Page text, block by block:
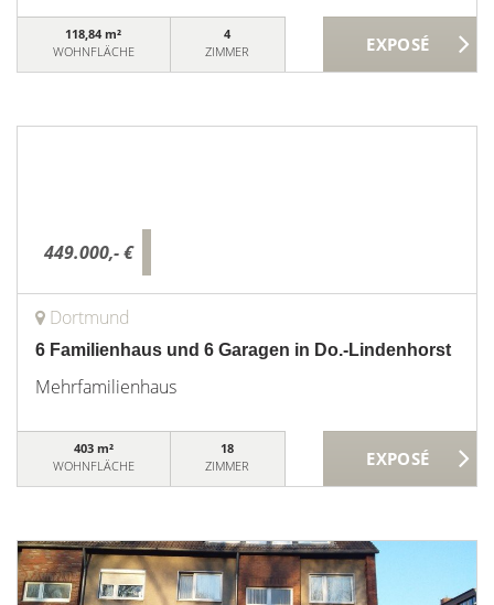
118,84 m²
WOHNFLÄCHE
4
ZIMMER
449.000,- €
Dortmund
6 Familienhaus und 6 Garagen in Do.-Lindenhorst
Mehrfamilienhaus
403 m²
WOHNFLÄCHE
18
ZIMMER